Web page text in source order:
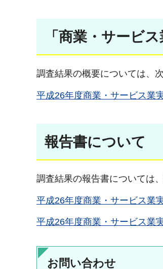
「商業・サービ
調査結果の概要については、
平成26年度商業・サービス業
報告書について
調査結果の報告書については
平成26年度商業・サービス業
平成26年度商業・サービス業
お問い合わせ